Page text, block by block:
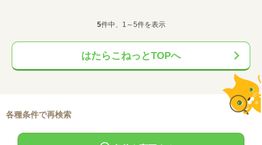
5件中、1～5件を表示
はたらこねっとTOPへ
各種条件で再検索